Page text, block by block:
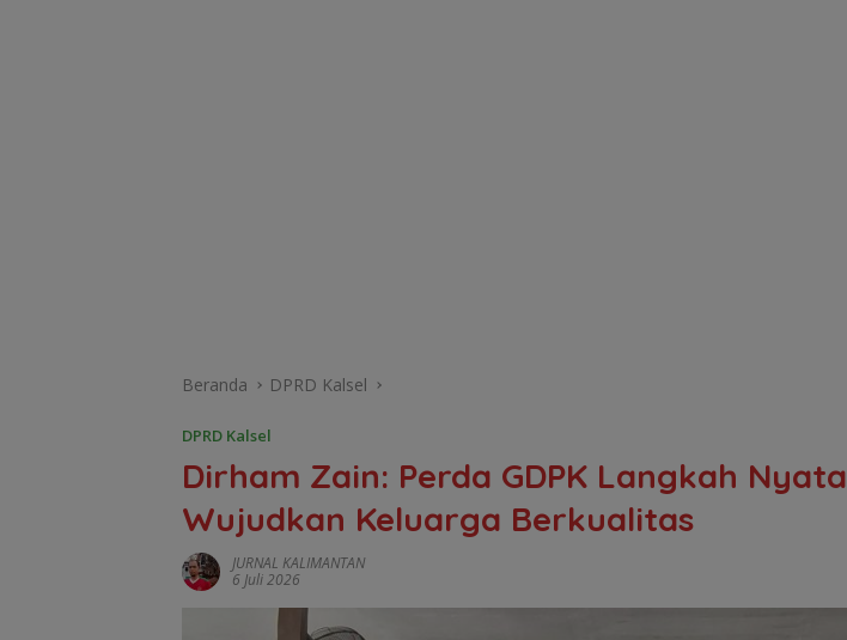
Beranda DPRD Kalsel
DPRD Kalsel
Dirham Zain: Perda GDPK Langkah Nyata
Wujudkan Keluarga Berkualitas
JURNAL KALIMANTAN
6 Juli 2026